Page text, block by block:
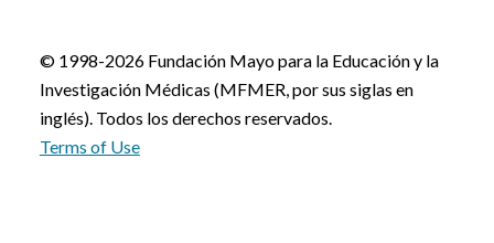
© 1998-2026 Fundación Mayo para la Educación y la
Investigación Médicas (MFMER, por sus siglas en
inglés). Todos los derechos reservados.
Terms of Use